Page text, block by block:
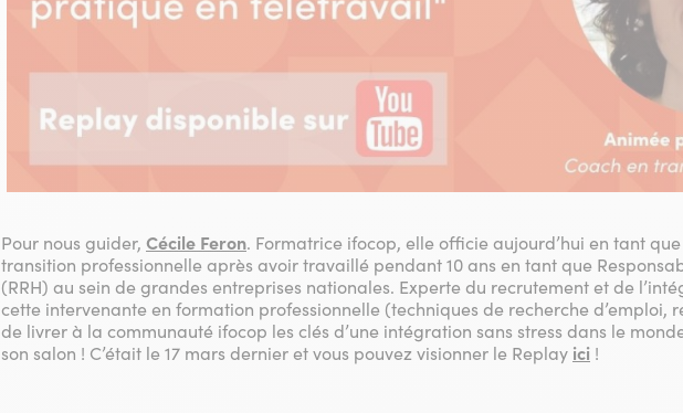
Pour nous guider, Cécile Feron. Formatrice ifocop, elle officie aujourd’hui en tant
transition professionnelle après avoir travaillé pendant 10 ans en tant que
(RRH) au sein de grandes entreprises nationales. Experte du recrutement et de
cette intervenante en formation professionnelle (techniques de recherche d’emploi,
de livrer à la communauté ifocop les clés d’une intégration sans stress dans le
son salon ! C’était le 17 mars dernier et vous pouvez visionner le Replay ici !